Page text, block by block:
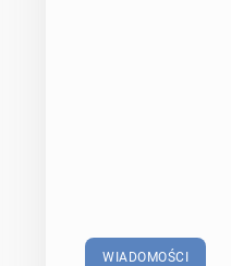
WIADOMOŚCI